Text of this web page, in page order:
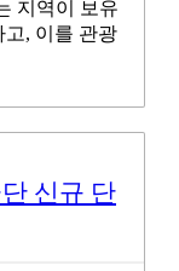
지역이 보유
고, 이를 관광
신규 단